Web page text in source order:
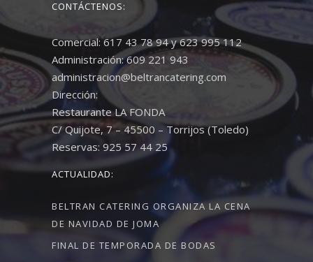
CONTÁCTENOS:
Comercial: 617 43 78 94 y 623 995 112
Administración: 609 221 943
administracion@beltrancatering.com
Dirección:
Restaurante LA FONDA
C/ Quijote, 7 – 45500 – Torrijos (Toledo)
Reservas: 925 57 44 25
ACTUALIDAD:
BELTRAN CATERING ORGANIZA LA CENA
DE NAVIDAD DE JOMA
FINAL DE TEMPORADA DE BODAS